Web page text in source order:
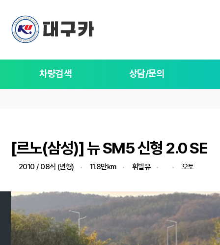
차량검색 상담/문의
[르노(삼성)] 뉴 SM5 신형 2.0 SE
2010 / 08식 (년형) 11.8만km 휘발유 오토